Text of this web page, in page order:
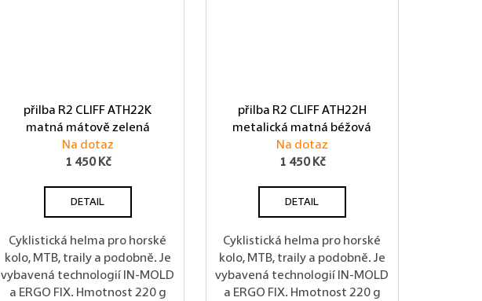
přilba R2 CLIFF ATH22K
matná mátově zelená
Na dotaz
1 450 Kč
DETAIL
Cyklistická helma pro horské
kolo, MTB, traily a podobně. Je
vybavená technologií IN-MOLD
a ERGO FIX. Hmotnost 220 g
přilba R2 CLIFF ATH22H
metalická matná béžová
Na dotaz
1 450 Kč
DETAIL
Cyklistická helma pro horské
kolo, MTB, traily a podobně. Je
vybavená technologií IN-MOLD
a ERGO FIX. Hmotnost 220 g